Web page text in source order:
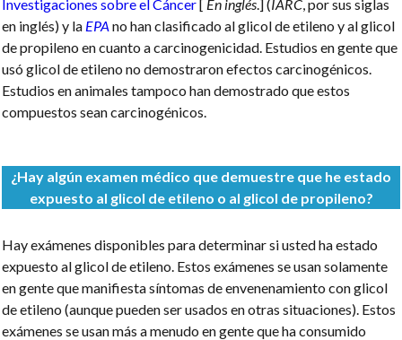
Investigaciones sobre el Cáncer [ En inglés.] (IARC, por sus siglas
en inglés) y la EPA no han clasificado al glicol de etileno y al glicol
de propileno en cuanto a carcinogenicidad. Estudios en gente que
usó glicol de etileno no demostraron efectos carcinogénicos.
Estudios en animales tampoco han demostrado que estos
compuestos sean carcinogénicos.
¿Hay algún examen médico que demuestre que he estado
expuesto al glicol de etileno o al glicol de propileno?
Hay exámenes disponibles para determinar si usted ha estado
expuesto al glicol de etileno. Estos exámenes se usan solamente
en gente que manifiesta síntomas de envenenamiento con glicol
de etileno (aunque pueden ser usados en otras situaciones). Estos
exámenes se usan más a menudo en gente que ha consumido